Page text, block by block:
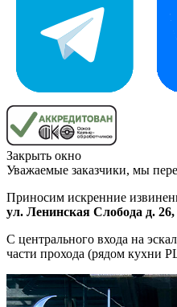
Закрыть окно
Уважаемые заказчики, мы
Приносим искренние
ул. Ленинская Слобода д.
С центрального входа на
части прохода (рядом кухни